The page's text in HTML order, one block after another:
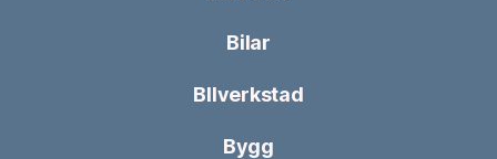
Bilar
BIlverkstad
Bygg